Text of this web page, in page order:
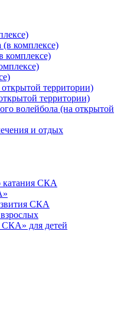
(в комплексе)
комплексе)
территории)
территории)
волейбола (на открытой
и отдых
катания СКА
СКА
для детей